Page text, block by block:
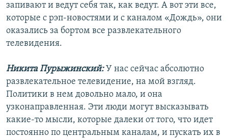
запивают и ведут себя так, как ведут. А вот эти все,
которые с рэп-новостями и с каналом «Дождь», они
оказались за бортом все развлекательного
телевидения.
Никита Пурыжинский:У нас сейчас абсолютно
развлекательное телевидение, на мой взгляд.
Политики в нем довольно мало, и она
узконаправленная. Эти люди могут высказывать
какие-то мысли, которые далеки от того, что идет
постоянно по центральным каналам, и пускать их в